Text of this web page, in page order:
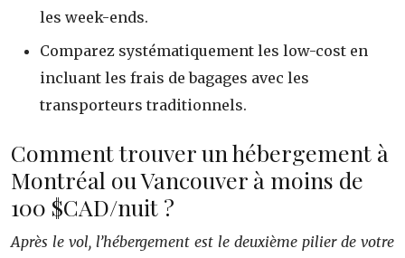
les week-ends.
Comparez systématiquement les low-cost en
incluant les frais de bagages avec les
transporteurs traditionnels.
Comment trouver un hébergement à
Montréal ou Vancouver à moins de
100 $CAD/nuit ?
Après le vol, l’hébergement est le deuxième pilier de votre